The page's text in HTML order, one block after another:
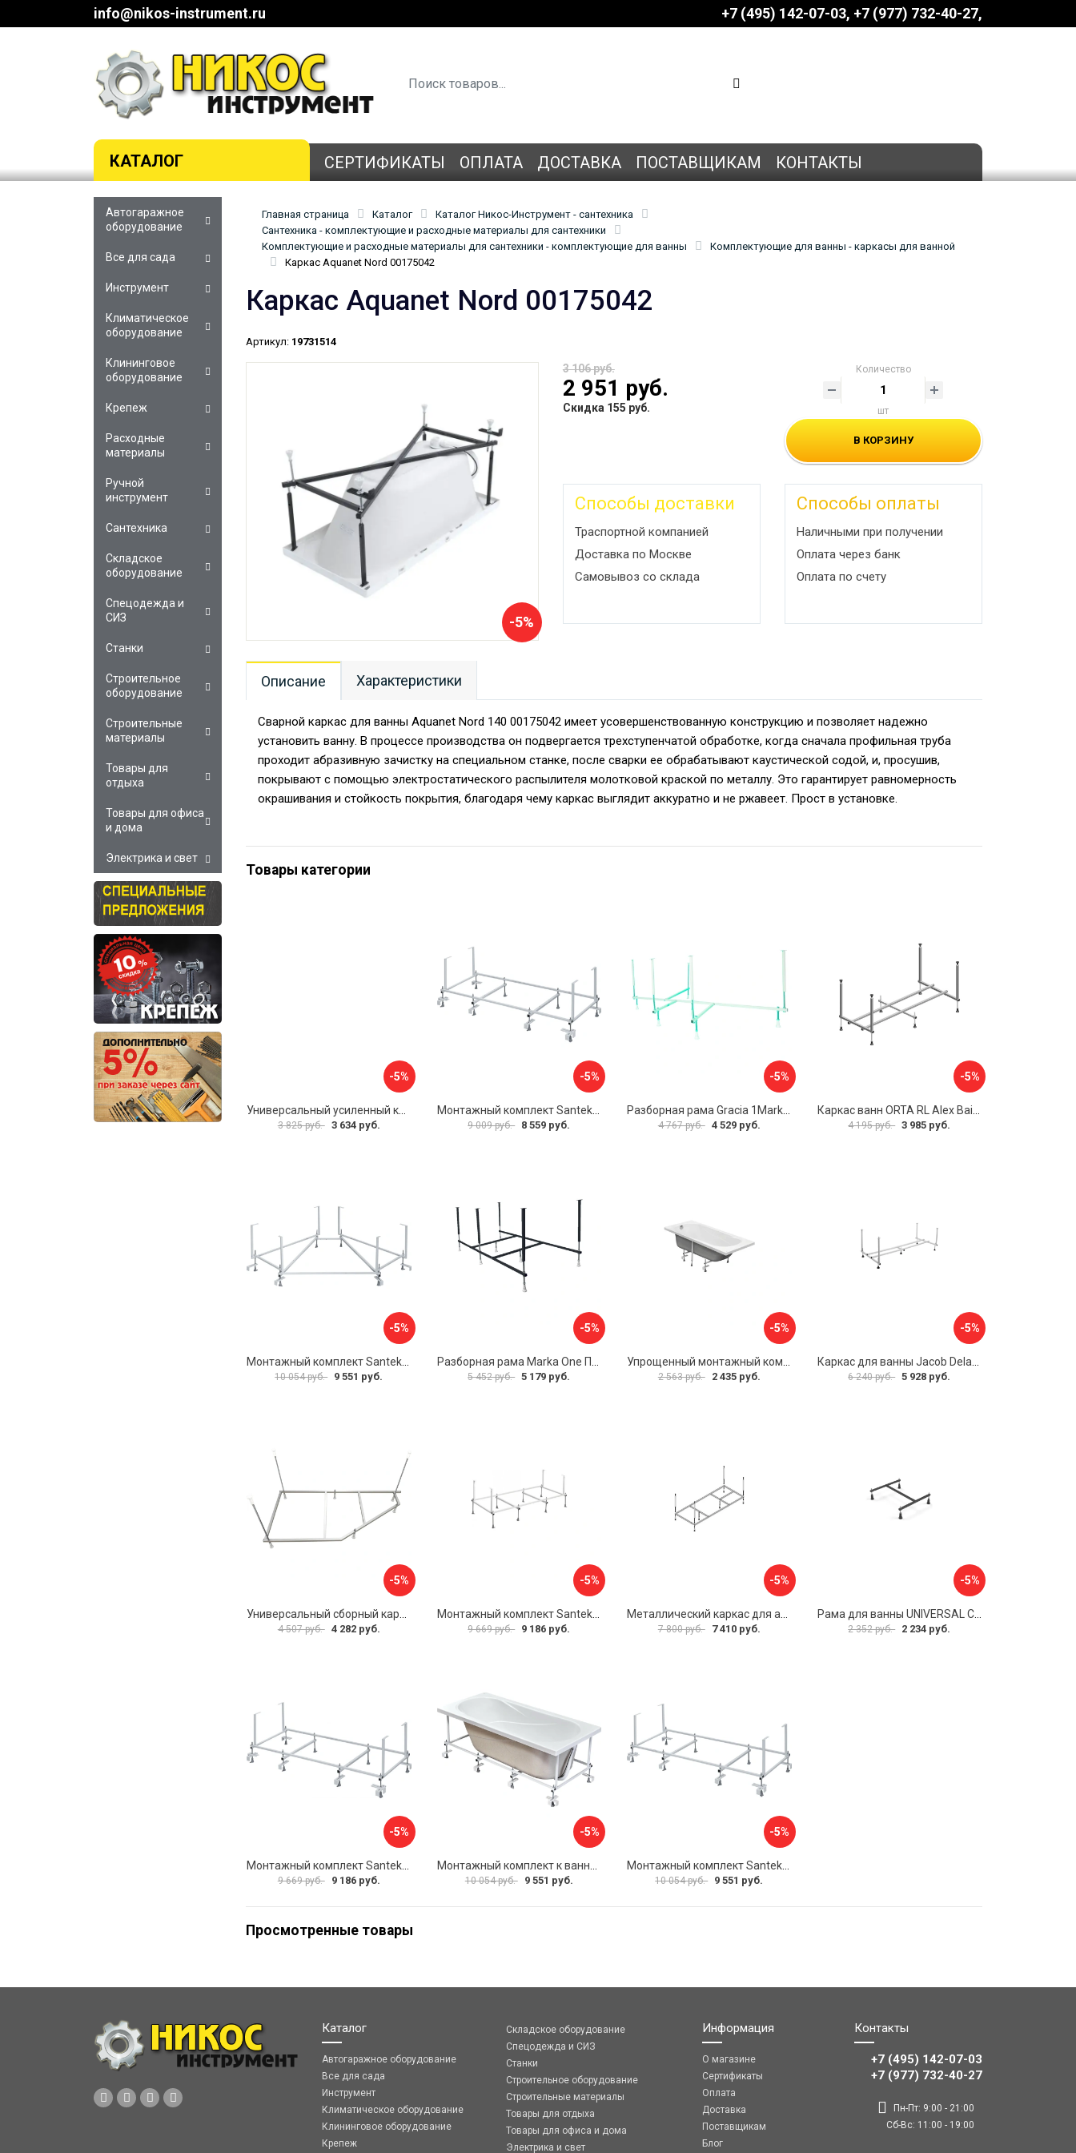
info@nikos-instrument.ru +7 (495) 142-07-03 ‎‎+7 (977) 732-40-27
КАТАЛОГ СЕРТИФИКАТЫ ОПЛАТА ДОСТАВКА ПОСТАВЩИКАМ КОНТАКТЫ
Главная страница Каталог
Каталог Никос-Инструмент - сантехника
Сантехника - комплектующие и расходные материалы для сантехники
Комплектующие и расходные материалы для сантехники - комплектующие для ванны
Комплектующие для ванны - каркасы для ванной
Каркас Aquanet Nord 00175042
Каркас Aquanet Nord 00175042
Артикул: 19731514
-5%
3 106 руб.
2 951 руб.
Скидка 155 руб.
Количество
шт
В КОРЗИНУ
Способы доставки
Траспортной компанией
Доставка по Москве
Самовывоз со склада
Способы оплаты
Наличными при получении
Оплата через банк
Оплата по счету
Описание Характеристики
Сварной каркас для ванны Aquanet Nord 140 00175042 имеет усовершенствованную конструкцию и позволяет надежно
установить ванну. В процессе производства он подвергается трехступенчатой обработке, когда сначала профильная труба
проходит абразивную зачистку на специальном станке, после сварки ее обрабатывают каустической содой, и, просушив,
покрывают с помощью электростатического распылителя молотковой краской по металлу. Это гарантирует равномерность
окрашивания и стойкость покрытия, благодаря чему каркас выглядит аккуратно и не ржавеет. Прост в установке.
Товары категории
-5%
3 825 руб. 3 634 руб.
-5%
Монтажный комплект Santek МОНАКО 1.WH11.2.424 00000045899
9 009 руб. 8 559 руб.
-5%
4 767 руб. 4 529 руб.
-5%
4 195 руб. 3 985 руб.
-5%
Монтажный комплект Santek КАРИБЫ 1.WH11.2.430 00000046546
10 054 руб. 9 551 руб.
-5%
Разборная рама Marka One ПУ 160-165x75 03пу1675
5 452 руб. 5 179 руб.
-5%
Упрощенный монтажный комплект для ванны Santek КАСАБЛАНКА 1WH501541 00058310
2 563 руб. 2 435 руб.
-5%
Каркас для ванны Jacob Delafon E6D082RU-00 Sofa 73633
6 240 руб. 5 928 руб.
-5%
4 507 руб. 4 282 руб.
-5%
Монтажный комплект Santek САНТОРИНИ 1.WH30.2.488 00000069112
9 669 руб. 9 186 руб.
-5%
7 800 руб. 7 410 руб.
-5%
Рама для ванны UNIVERSAL Cersanit K-RW-UNIVERSAL160-170
2 352 руб. 2 234 руб.
-5%
9 669 руб. 9 186 руб.
-5%
10 054 руб. 9 551 руб.
-5%
10 054 руб. 9 551 руб.
Просмотренные товары
Автогаражное
оборудование
Все для сада
Инструмент
Климатическое
оборудование
Клининговое
оборудование
Крепеж
Расходные
материалы
Ручной
инструмент
Сантехника
Складское
оборудование
Спецодежда и
СИЗ
Станки
Строительное
оборудование
Строительные
материалы
Товары для
отдыха
Товары для офиса
и дома
Электрика и свет
Каталог
Автогаражное оборудование
Все для сада
Инструмент
Климатическое оборудование
Клининговое оборудование
Крепеж
Складское оборудование
Спецодежда и СИЗ
Станки
Строительное оборудование
Строительные материалы
Товары для отдыха
Товары для офиса и дома
Электрика и свет
Информация
О магазине
Сертификаты
Оплата
Доставка
Поставщикам
Блог
Контакты
+7 (495) 142-07-03
‎‎+7 (977) 732-40-27
Пн-Пт: 9:00 - 21:00
Сб-Вс: 11:00 - 19:00